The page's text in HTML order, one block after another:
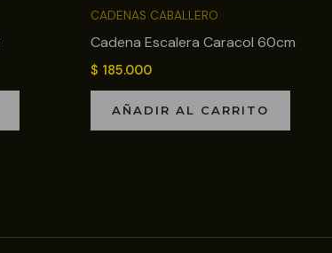
CADENAS CABALLERO
Cadena Escalera Caracol 60cm
$ 185.000
AÑADIR AL CARRITO